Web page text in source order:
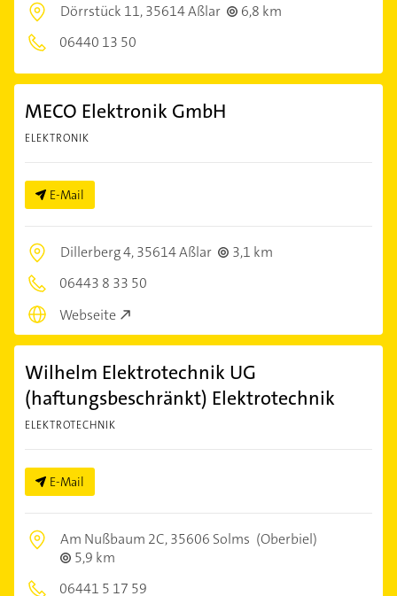
Dörrstück 11,35614 Aßlar
6,8 km
06440 13 50
MECO Elektronik GmbH
ELEKTRONIK
E-Mail
Dillerberg 4,35614 Aßlar
3,1 km
06443 8 33 50
Webseite
Wilhelm Elektrotechnik UG
(haftungsbeschränkt) Elektrotechnik
ELEKTROTECHNIK
E-Mail
Am Nußbaum 2C,35606 Solms (Oberbiel)
5,9 km
06441 5 17 59